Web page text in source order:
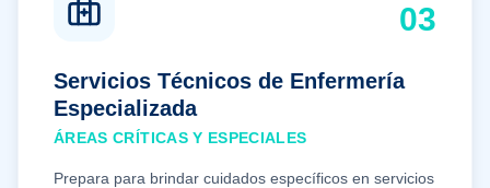
03
Servicios Técnicos de Enfermería
Especializada
ÁREAS CRÍTICAS Y ESPECIALES
Prepara para brindar cuidados específicos en servicios